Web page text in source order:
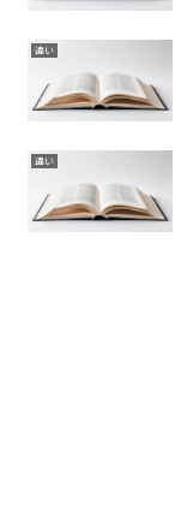
違い
違い